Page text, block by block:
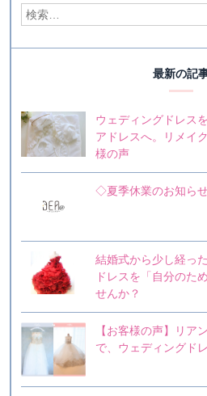
最新の記
ウェディングドレス
アドレスへ。リメイ
様の声
◇夏季休業のお知ら
結婚式から少し経っ
ドレスを「自分のた
せんか？
【お客様の声】リア
で、ウェディングド